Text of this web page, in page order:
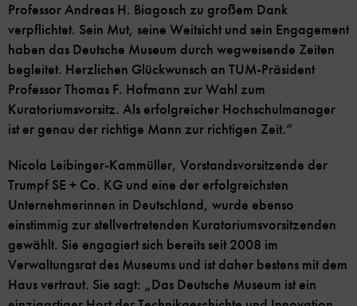
Professor Andreas H. Biagosch zu großem Dank
verpflichtet. Sein Mut, seine Weitsicht und sein Engagement
haben das Deutsche Museum durch wegweisende Zeiten
begleitet. Herzlichen Glückwunsch an TUM-Präsident
Professor Thomas F. Hofmann zur Wahl zum
Kuratoriumsvorsitz. Als erfolgreicher Hochschulmanager
ist er genau der richtige Mann zur richtigen Zeit.“
Nicola Leibinger-Kammüller, Vorstandsvorsitzende der
Trumpf SE + Co. KG und eine der erfolgreichsten
Unternehmerinnen in Deutschland, wurde ebenso
einstimmig zur stellvertretenden Kuratoriumsvorsitzenden
gewählt. Sie engagiert sich bereits seit 2008 im
Verwaltungsrat des Museums und ist daher bestens mit dem
Haus vertraut. Sie sagt: „Das Deutsche Museum ist ein